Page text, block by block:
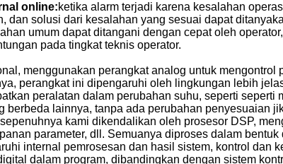
online:ketika alarm terjadi karena kesalahan
dan solusi dari kesalahan yang sesuai dapat
umum dapat ditangani dengan cepat oleh
pada tingkat teknis operator.
menggunakan perangkat analog untuk mengontrol
perangkat ini dipengaruhi oleh lingkungan lebih
peralatan dalam perubahan suhu, seperti seperti
lainnya, tanpa ada perubahan penyesuaian
kami dikendalikan oleh prosesor DSP,
parameter, dll. Semuanya diproses dalam
internal pemrosesan dan hasil sistem, kontrol dan
dalam program, dibandingkan dengan sistem